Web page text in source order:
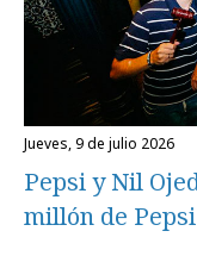
jueves, 9 de julio 2026
Pepsi y Nil
millón de Pepsi